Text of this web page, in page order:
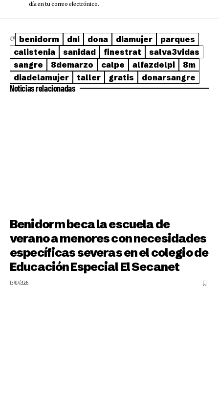
día en tu correo electrónico.
benidorm dni dona diamujer
parques
calistenia
sanidad finestrat
salva3vidas
sangre
8demarzo calpe alfazdelpi
8m
diadelamujer
taller gratis donarsangre
Noticias relacionadas
Benidorm beca la escuela de
verano a menores con necesidades
específicas severas en el colegio de
Educación Especial El Secanet
13/07/2026